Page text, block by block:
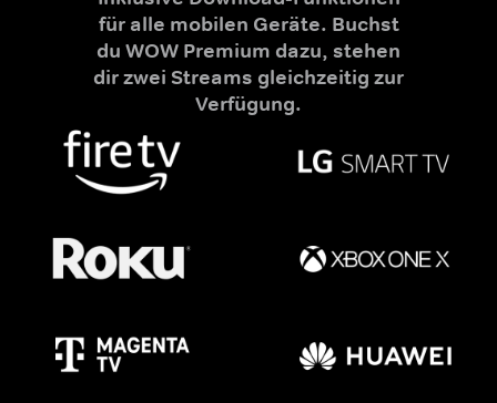
für alle mobilen Geräte. Buchst
du WOW Premium dazu, stehen
dir zwei Streams gleichzeitig zur
Verfügung.